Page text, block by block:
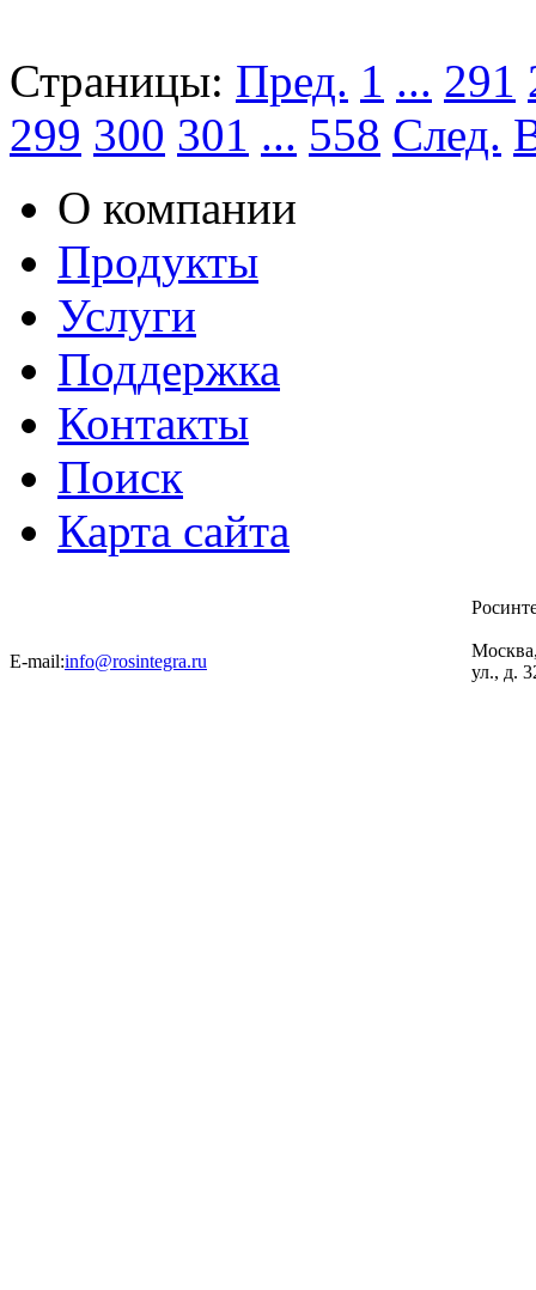
Страницы: Пред. 1 ... 291
299 300 301 ... 558 След.
О компании
Продукты
Услуги
Поддержка
Контакты
Поиск
Карта сайта
E-mail:info@rosintegra.ru
ул., д.